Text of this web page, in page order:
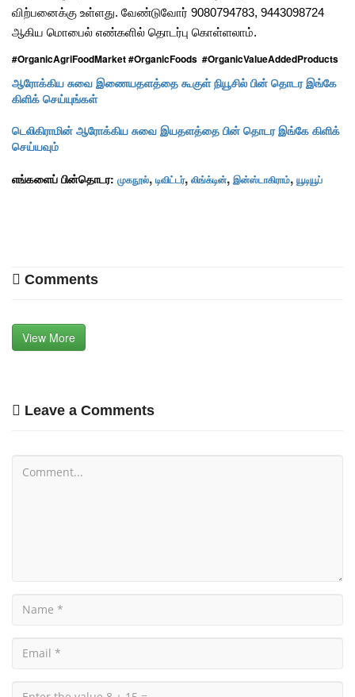
விற்பனைக்கு உள்ளது. வேண்டுவோர் 9080794783, 9443098724
ஆகிய மொபைல் எண்களில் தொடர்பு கொள்ளலாம்.
#OrganicAgriFoodMarket #OrganicFoods #OrganicValueAddedProducts
ஆரோக்கிய சுவை இணையதளத்தை கூகுள் நியூசில் பின் தொடர இங்கே
கிளிக் செய்யுங்கள்
டெலிகிராமின் ஆரோக்கிய சுவை இயதளத்தை பின் தொடர இங்கே கிளிக்
செய்யவும்
எங்களைப் பின்தொடர: முகநூல், டிவிட்டர், லிங்க்டின், இன்ஸ்டாகிராம், யூடியூப்
Comments
View More
Leave a Comments